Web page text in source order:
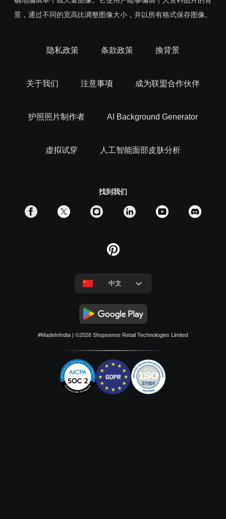
由此您可以藉助ERASE.BG，來完成多種個性圖案製作，比
logo圖案，將它們重新與不同背景組合，更得心應手、輕鬆
如此好用的ERASE.BG，所有個人用戶都可以免費使用。可
片，統統免費使用。如果需要用於商業用途，或批量處理圖
景，通过不同的宽高比调整图像大小，并以所有格式保存图像。
隐私政策 条款政策 換背景
关于我们 注意事项 成为联盟合作伙伴
护照照片制作者 AI Background Generator
虚拟试穿 人工智能面部皮肤分析
找到我们
中文
#MadeInIndia | ©2026 Shopsense Retail Technologies Limited